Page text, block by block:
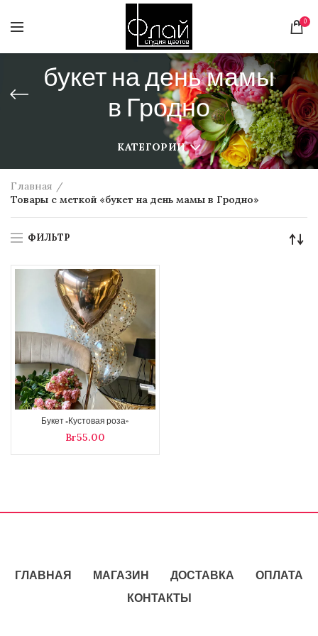
0
букет на день мамы
в Гродно
КАТЕГОРИИ
Главная
Товары с меткой «букет на день мамы в Гродно»
ФИЛЬТР
Букет «Кустовая роза»
Br
ГЛАВНАЯ МАГАЗИН ДОСТАВКА
ОПЛАТА
КОНТАКТЫ